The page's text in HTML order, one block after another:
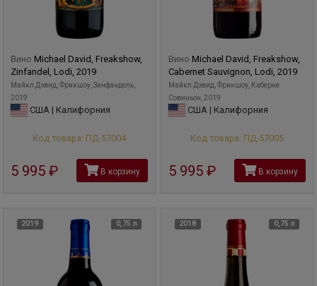
Вино Michael David, Freakshow,
Zinfandel, Lodi, 2019
Майкл Дэвид, Фрикшоу, Зинфандель,
2019
США | Калифорния
Код товара: ПД-57004
5 995 руб В корзину
Вино Michael David, Freakshow,
Cabernet Sauvignon, Lodi, 2019
Майкл Дэвид, Фрикшоу, Каберне
Совиньон, 2019
США | Калифорния
Код товара: ПД-57005
5 995 руб В корзину
2019 0,75 л 2018 0,75 л